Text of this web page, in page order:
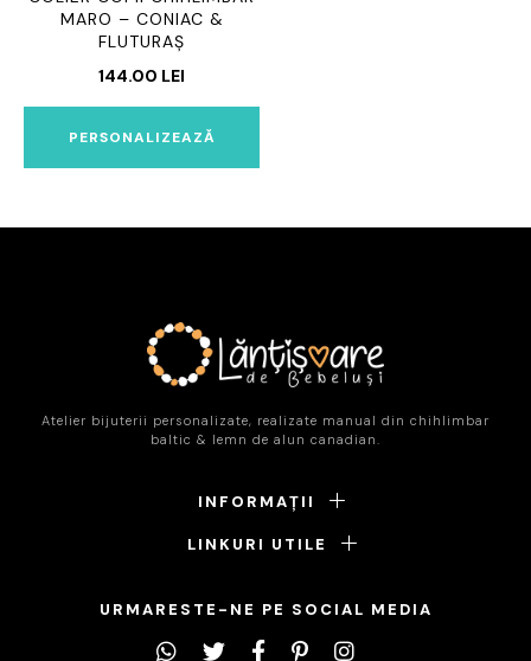
MARO – CONIAC &
FLUTURAȘ
144.00 LEI
PERSONALIZEAZĂ
Atelier bijuterii personalizate, realizate manual din chihlimbar
baltic & lemn de alun canadian.
INFORMAȚII
LINKURI UTILE
URMARESTE-NE PE SOCIAL MEDIA